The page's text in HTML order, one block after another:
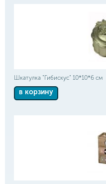
Шкатулка "Гибискус" 10*10*6 см
в корзину